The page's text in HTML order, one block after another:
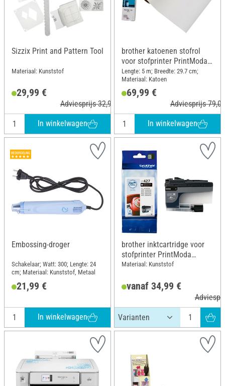
Sizzix Print and Pattern Tool
Materiaal: Kunststof
29,99 €
Adviesprijs 32,99 €
In winkelwagen
brother katoenen stofrol
voor stofprinter PrintModa
Studio HL-JF1, 29,7 cm x 5
m
Lengte: 5 m; Breedte: 29.7 cm;
Materiaal: Katoen
69,99 €
Adviesprijs
In winkelwagen
Embossing-droger
Schakelaar; Watt: 300; Lengte: 24
cm; Materiaal: Kunststof, Metaal
21,99 €
In winkelwagen
brother inktcartridge voor
stofprinter PrintModa
Studio HL-JF1
Materiaal: Kunststof
vanaf 34,99 €